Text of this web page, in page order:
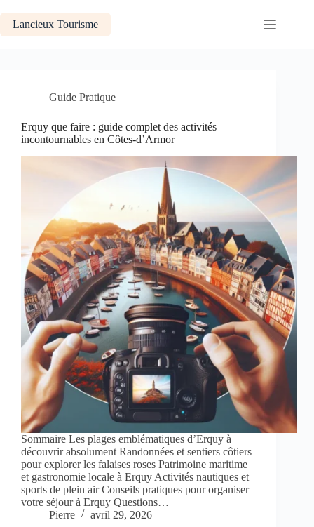
au
contenu
Lancieux Tourisme
Guide Pratique
Erquy que faire : guide complet des activités
incontournables en Côtes-d’Armor
Sommaire Les plages emblématiques d’Erquy à
découvrir absolument Randonnées et sentiers côtiers
pour explorer les falaises roses Patrimoine maritime
et gastronomie locale à Erquy Activités nautiques et
sports de plein air Conseils pratiques pour organiser
votre séjour à Erquy Questions…
Pierre
avril 29, 2026